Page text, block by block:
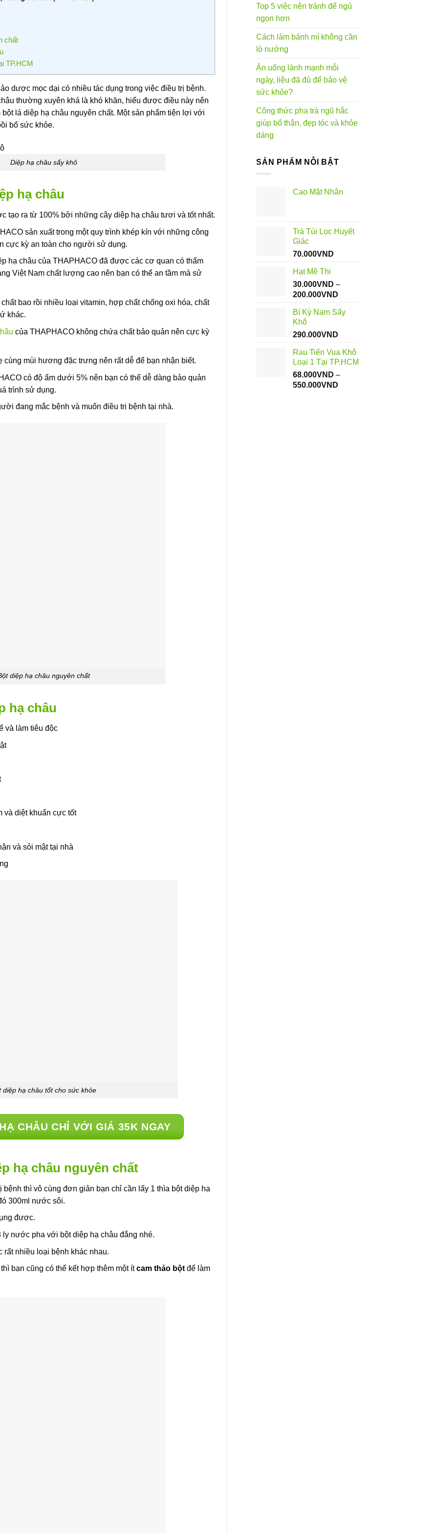
chất
TP.HCM
dược mọc dại có nhiều tác dụng trong việc điều trị bệnh.
thường xuyên khá là khó khăn, hiểu được điều này nên
lá diệp hạ châu nguyên chất. Một sản phẩm tiện lợi với
bổ sức khỏe.
Diệp hạ châu sấy khô
hạ châu
tạo ra từ 100% bởi những cây diệp hạ châu tươi và tốt nhất.
sản xuất trong một quy trình khép kín với những công
cực kỳ an toàn cho người sử dụng.
hạ châu của THAPHACO đã được các cơ quan có thẩm
Việt Nam chất lượng cao nên bạn có thể an tầm mà sử
bao rồi nhiều loại vitamin, hợp chất chống oxi hóa, chất
khác.
của THAPHACO không chứa chất bảo quản nên cực kỳ
cùng mùi hương đặc trưng nên rất dễ để bạn nhận biết.
có độ ẩm dưới 5% nên bạn có thể dễ dàng bảo quản
trình sử dụng.
đang mắc bệnh và muốn điều trị bệnh tại nhà.
diệp hạ châu nguyên chất
hạ châu
và làm tiêu độc
và diệt khuẩn cực tốt
và sỏi mật tại nhà
diệp hạ châu tốt cho sức khỏe
CHÂU CHỈ VỚI GIÁ 35K NGAY
hạ châu nguyên chất
thì vô cùng đơn giản bạn chỉ cần lấy 1 thìa bột diệp hạ
300ml nước sôi.
được.
nước pha với bột diệp hạ châu đắng nhé.
nhiều loại bệnh khác nhau.
bạn cũng có thể kết hợp thêm một ítcam thảo bộtđể làm
Top 5 việc nên tránh để ngủ
ngon hơn
Cách làm bánh mì không cần
lò nướng
Ăn uống lành mạnh mỗi
ngày, liệu đã đủ để bảo vệ
sức khỏe?
Công thức pha trà ngũ hắc
giúp bổ thận, đẹp tóc và khỏe
dáng
SẢN PHẨM NỖI BẬT
Cao Mật Nhân
Trà Túi Lọc Huyết
Giác
70.000VND
Hạt Mê Thi
30.000VND –
200.000VND
từ
Bí Kỳ Nam Sấy
Khô
290.000VND
Rau Tiến Vua Khô
Loại 1 Tại TP.HCM
68.000VND –
550.000VND